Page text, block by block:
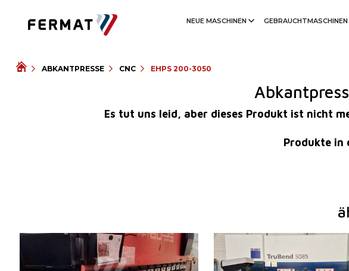
NEUE MASCHINEN GEBRAUCHTMASCHINEN
ABKANTPRESSE CNC EHPS 200-3050
Es tut uns leid, aber dieses Produkt ist nicht
Produkte in
2001
Kontrollsystem
ja
Druckleistung
80 t
Baujahr:
Kontrollsystem
Druckleistung
85 t